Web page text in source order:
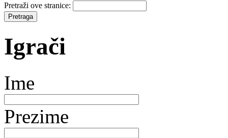
Pretraži ove stranice:
Igrači
Ime
Prezime